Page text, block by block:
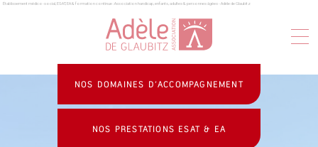
Panneau de gestion des cookies
Établissement médico-social, ESAT, EA & formation continue : Association handicap, enfants, adultes & personnes âgées - Adèle de Glaubitz
NOS DOMAINES D’ACCOMPAGNEMENT
NOS PRESTATIONS ESAT & EA